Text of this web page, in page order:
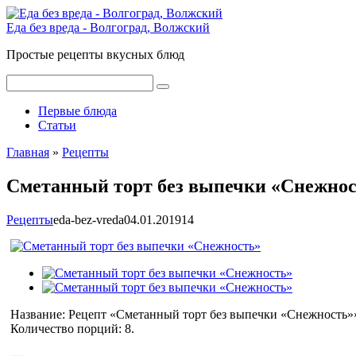
Перейти
к
Еда без вреда - Волгоград, Волжский
Простые рецепты вкусных блюд
Первые блюда
Статьи
Главная » Рецепты
Сметанный торт без выпечки
Рецептыeda-bez-vreda04.01.201914
Название: Рецепт «Сметанный торт без выпечки «Снежность»
Количество порций: 8.